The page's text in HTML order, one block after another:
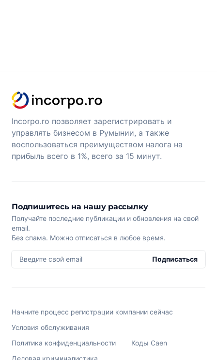
Incorpo.ro позволяет зарегистрировать и
управлять бизнесом в Румынии, а также
воспользоваться преимуществом налога на
прибыль всего в 1%, всего за 15 минут.
Подпишитесь на нашу рассылку
Получайте последние публикации и обновления на свой
email.
Без спама. Можно отписаться в любое время.
Введите свой email Подписаться
Начните процесс регистрации компании сейчас
Условия обслуживания
Политика конфиденциальности
Коды Caen
Деловая криминалистика